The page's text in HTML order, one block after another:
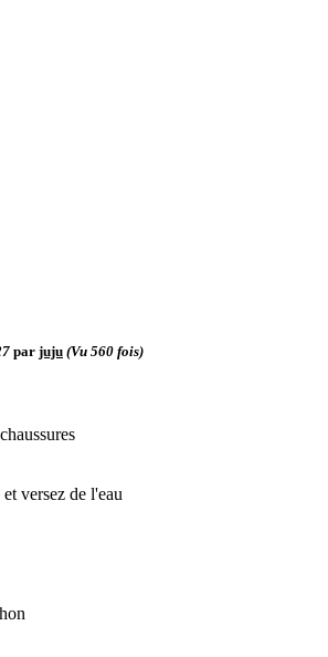
par juju (Vu 560 fois)
versez de l'eau